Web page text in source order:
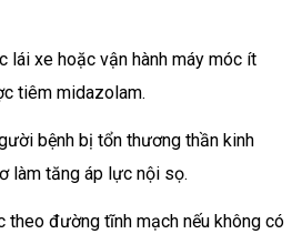
lái xe hoặc vận hành máy móc ít
tiêm midazolam.
bệnh bị tổn thương thần kinh
làm tăng áp lực nội sọ.
theo đường tĩnh mạch nếu không có